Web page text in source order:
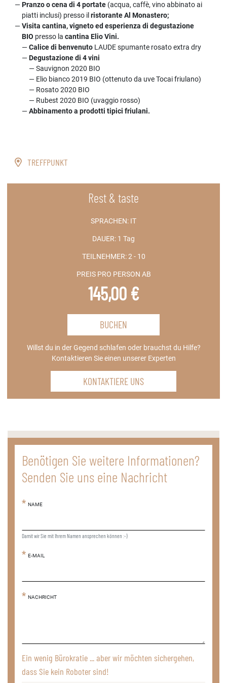
Pranzo o cena di 4 portate (acqua, caffè, vino abbinato ai
piatti inclusi) presso il ristorante Al Monastero;
Visita cantina, vigneto ed esperienza di degustazione
BIO presso la cantina Elio Vini.
Calice di benvenuto LAUDE spumante rosato extra dry
Degustazione di 4 vini
Sauvignon 2020 BIO
Elio bianco 2019 BIO (ottenuto da uve Tocai friulano)
Rosato 2020 BIO
Rubest 2020 BIO (uvaggio rosso)
Abbinamento a prodotti tipici friulani.
TREFFPUNKT
Rest & taste
SPRACHEN: IT
DAUER: 1 Tag
TEILNEHMER:2 - 10
PREIS PRO PERSON AB
145,00 €
BUCHEN
Willst du in der Gegend schlafen oder brauchst du Hilfe?
Kontaktieren Sie einen unserer Experten
KONTAKTIERE UNS
Benötigen Sie weitere Informationen?
Senden Sie uns eine Nachricht
NAME
Damit wir Sie mit Ihrem Namen ansprechen können :-)
E-MAIL
NACHRICHT
Ein wenig Bürokratie ... aber wir möchten sichergehen,
dass Sie kein Roboter sind!